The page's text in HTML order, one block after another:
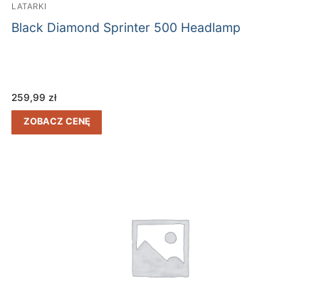
LATARKI
Black Diamond Sprinter 500 Headlamp
259,99 zł
ZOBACZ CENĘ